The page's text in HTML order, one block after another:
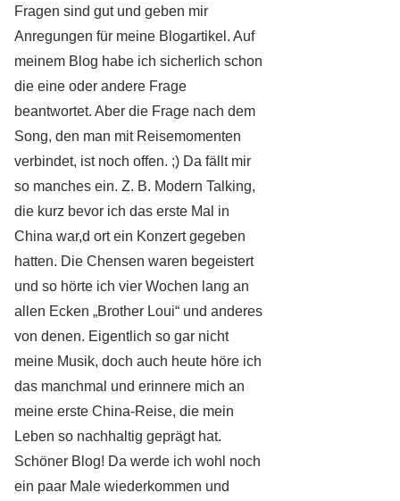
Fragen sind gut und geben mir
Anregungen für meine Blogartikel. Auf
meinem Blog habe ich sicherlich schon
die eine oder andere Frage
beantwortet. Aber die Frage nach dem
Song, den man mit Reisemomenten
verbindet, ist noch offen. ;) Da fällt mir
so manches ein. Z. B. Modern Talking,
die kurz bevor ich das erste Mal in
China war,d ort ein Konzert gegeben
hatten. Die Chensen waren begeistert
und so hörte ich vier Wochen lang an
allen Ecken „Brother Loui“ und anderes
von denen. Eigentlich so gar nicht
meine Musik, doch auch heute höre ich
das manchmal und erinnere mich an
meine erste China-Reise, die mein
Leben so nachhaltig geprägt hat.
Schöner Blog! Da werde ich wohl noch
ein paar Male wiederkommen und